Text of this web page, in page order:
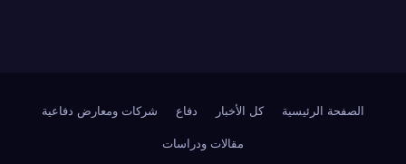
الصفحة الرئيسية كل الأخبار دفاع شركات ومعارض دفاعية
مقالات ودراسات